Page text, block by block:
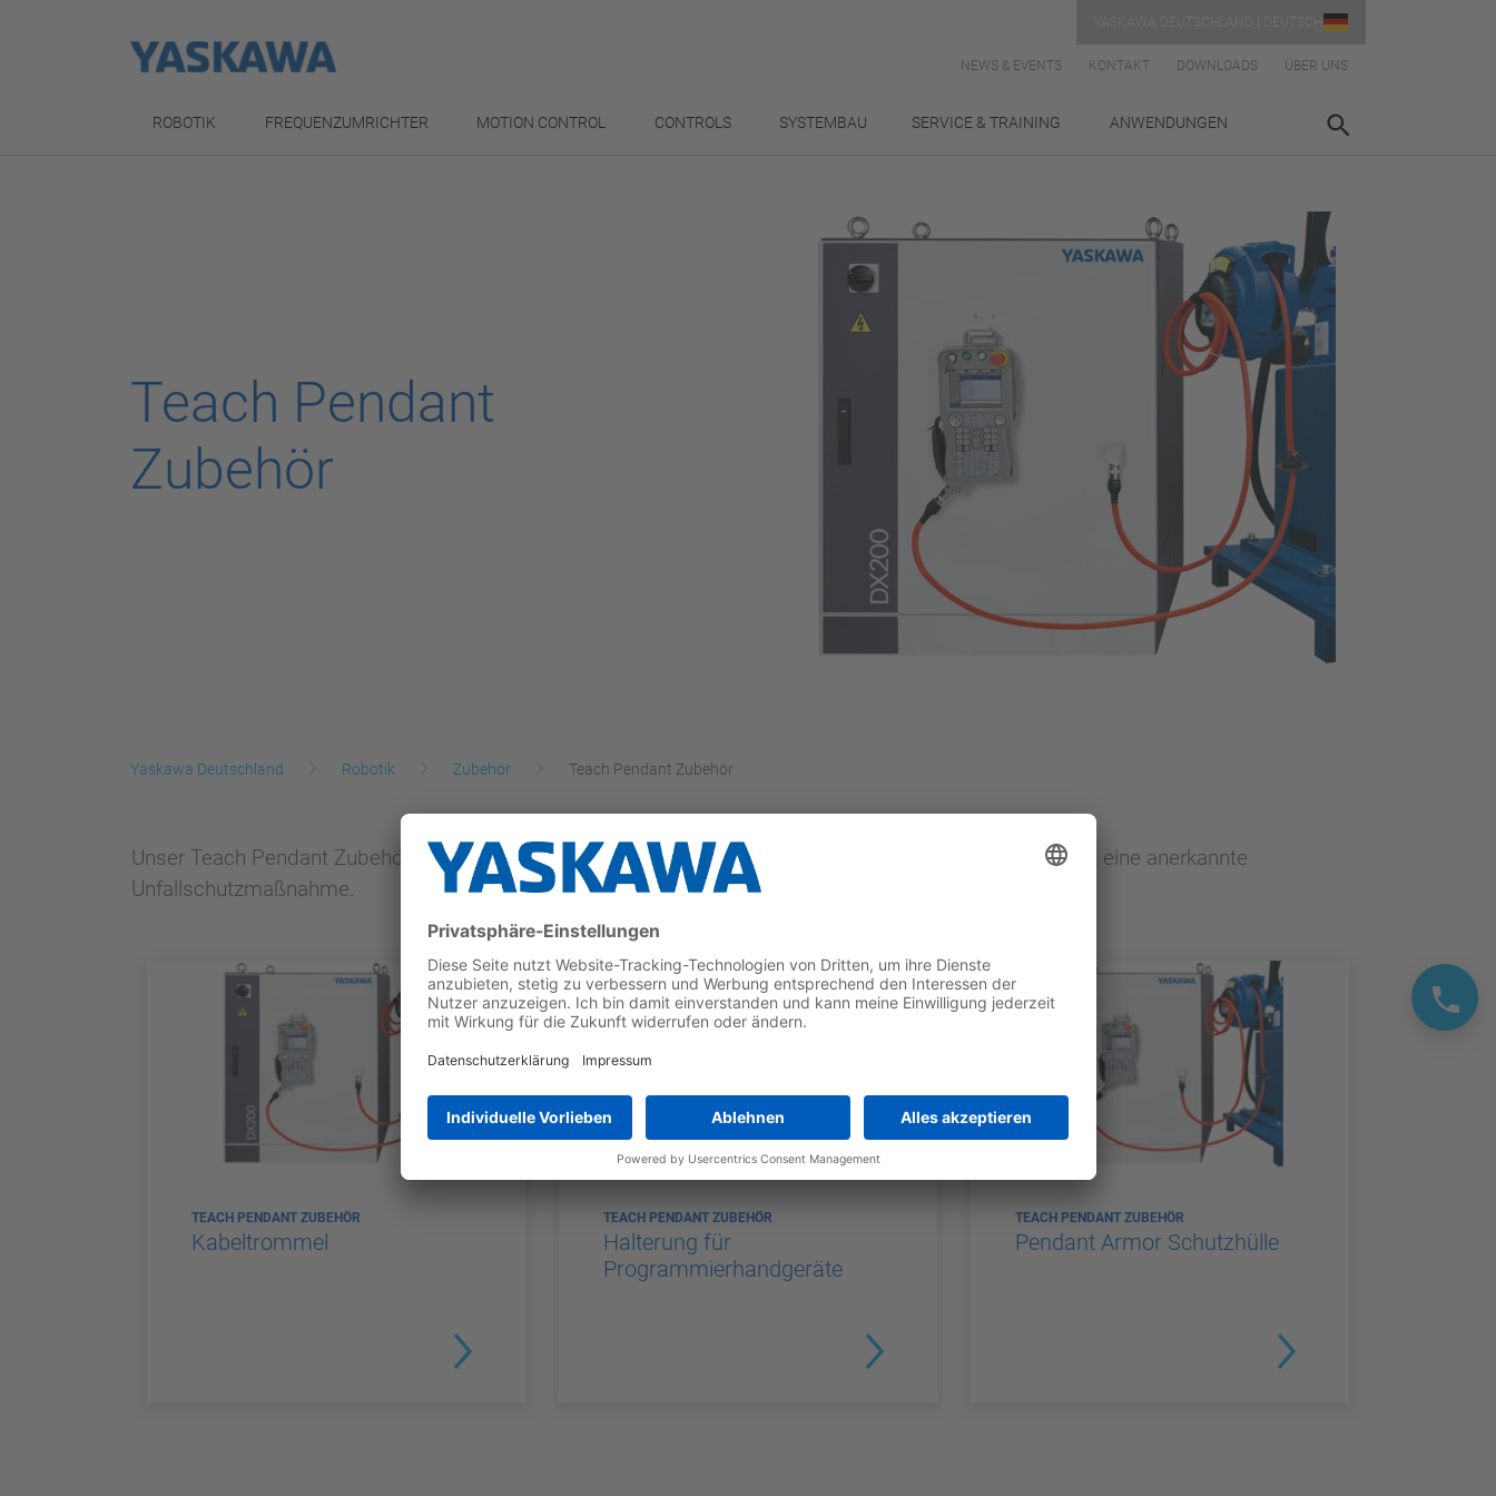
NEWS & EVENTS KONTAKT DOWNLOADS ÜBER UNS
ROBOTIK FREQUENZUMRICHTER MOTION CONTROL CONTROLS SYSTEMBAU SERVICE & TRAINING ANWENDUNGEN
Teach Pendant
Zubehör
Yaskawa Deutschland Robotik Zubehör Teach Pendant Zubehör
Unser Teach Pendant Zubehör verbessert die Arbeitssicherheit im Produktionsbereich verbessern und ist eine anerkannte
Unfallschutzmaßnahme.
TEACH PENDANT ZUBEHÖR
Kabeltrommel
TEACH PENDANT ZUBEHÖR
Halterung für
Programmierhandgeräte
TEACH PENDANT ZUBEHÖR
Pendant Armor Schutzhülle